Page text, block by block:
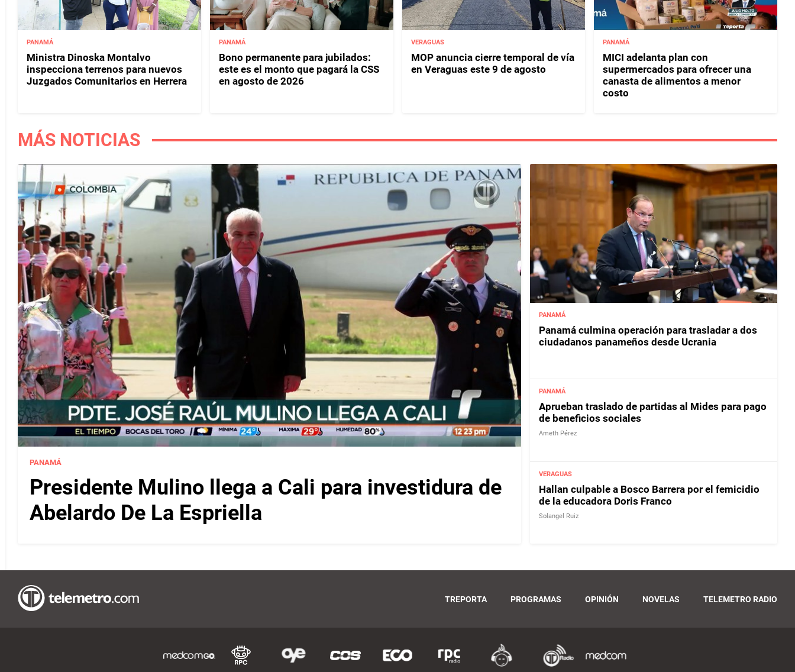
PANAMÁ
Ministra Dinoska Montalvo
inspecciona terrenos para nuevos
Juzgados Comunitarios en Herrera
PANAMÁ
Bono permanente para jubilados:
este es el monto que pagará la CSS
en agosto de 2026
VERAGUAS
MOP anuncia cierre temporal de vía
en Veraguas este 9 de agosto
PANAMÁ
MICI adelanta plan con
supermercados para ofrecer una
canasta de alimentos a menor
costo
MÁS NOTICIAS
PANAMÁ
Presidente Mulino llega a Cali para investidura de
Abelardo De La Espriella
PANAMÁ
Panamá culmina operación para trasladar a dos
ciudadanos panameños desde Ucrania
PANAMÁ
Aprueban traslado de partidas al Mides para pago
de beneficios sociales
Ameth Pérez
VERAGUAS
Hallan culpable a Bosco Barrera por el femicidio
de la educadora Doris Franco
Solangel Ruiz
TREPORTA PROGRAMAS OPINIÓN NOVELAS TELEMETRO RADIO